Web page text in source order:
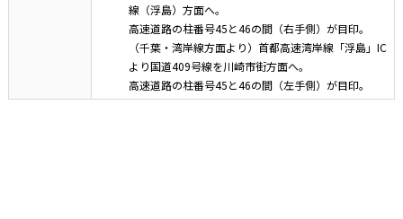
線（浮島）方面へ。
高速道路の柱番号45と46の間（右手側）が目印。
（千葉・湾岸線方面より）首都高速湾岸線「浮島」IC
より国道409号線を川崎市街方面へ。
高速道路の柱番号45と46の間（左手側）が目印。